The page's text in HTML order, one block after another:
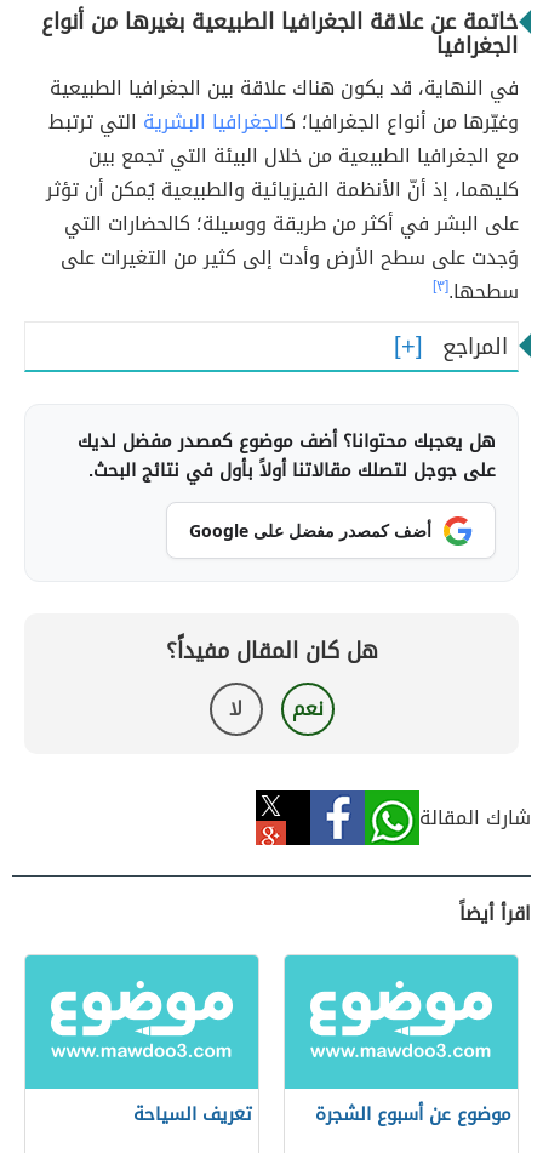
خاتمة عن علاقة الجغرافيا الطبيعية بغيرها من أنواع
الجغرافيا
في النهاية، قد يكون هناك علاقة بين الجغرافيا الطبيعية
وغيّرها من أنواع الجغرافيا؛ كالجغرافيا البشرية التي ترتبط
مع الجغرافيا الطبيعية من خلال البيئة التي تجمع بين
كليهما، إذ أنّ الأنظمة الفيزيائية والطبيعية يُمكن أن تؤثر
على البشر في أكثر من طريقة ووسيلة؛ كالحضارات التي
وُجدت على سطح الأرض وأدت إلى كثير من التغيرات على
سطحها.[٣]
المراجع
هل يعجبك محتوانا؟ أضف موضوع كمصدر مفضل لديك
على جوجل لتصلك مقالاتنا أولاً بأول في نتائج البحث.
أضف كمصدر مفضل على Google
هل كان المقال مفيداً؟
نعم لا
شارك المقالة
اقرأ أيضاً
موضوع عن أسبوع الشجرة تعريف السياحة